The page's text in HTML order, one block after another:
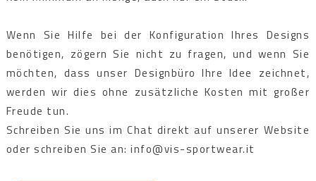
Wenn Sie Hilfe bei der Konfiguration Ihres Designs
benötigen, zögern Sie nicht zu fragen, und wenn Sie
möchten, dass unser Designbüro Ihre Idee zeichnet,
werden wir dies ohne zusätzliche Kosten mit großer
Freude tun.
Schreiben Sie uns im Chat direkt auf unserer Website
oder schreiben Sie an: info@vis-sportwear.it